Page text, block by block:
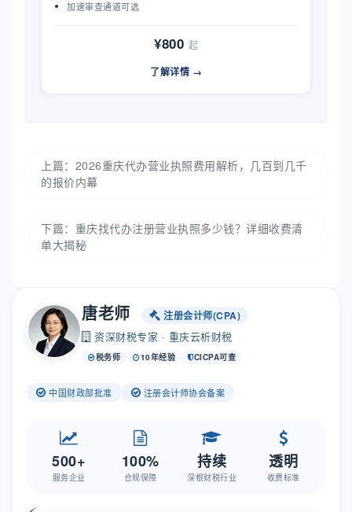
加速审查通道可选
¥800 起
了解详情 →
上篇： 2026重庆代办营业执照费用解析，几百到几千
的报价内幕
下篇： 重庆找代办注册营业执照多少钱？详细收费清
单大揭秘
唐老师 注册会计师(CPA)
资深财税专家 · 重庆云析财税
税务师 10年经验 CICPA可查
中国财政部批准 注册会计师协会备案
500+
服务企业
100%
合规保障
持续
深根财税行业
透明
收费标准